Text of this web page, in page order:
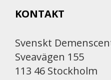
KONTAKT
Svenskt
Sveavägen 155
113 46 Stockholm